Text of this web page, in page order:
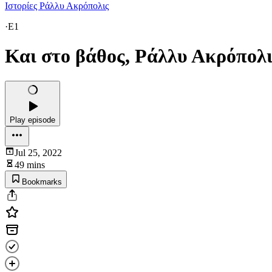
Ιστορίες Ράλλυ Ακρόπολις
·E1
Και στο βάθος, Ράλλυ
Play episode
Jul 25, 2022
49 mins
Bookmarks